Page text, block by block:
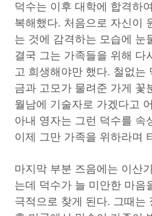
덕수는 이후 대학에 합격하
복해했다. 처음으로 자신이
는 것에 감격하는 모습에 눈
결국 그는 가족들을 위해 다
고 희생해야만 했다. 철없는
금과 고모가 물려준 가게 꽃
월남에 기술자로 가겠다고
아내 영자는 그런 덕수를 속
이제 그만 가족을 위하라며
마지막 부분 즈음에는 이산
는데 덕수가 늘 미안한 마음
극적으로 찾게 된다. 그때는